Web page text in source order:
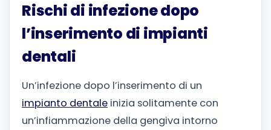
Rischi di infezione dopo
l’inserimento di impianti
dentali
Un’infezione dopo l’inserimento di un
impianto dentale inizia solitamente con
un’infiammazione della gengiva intorno